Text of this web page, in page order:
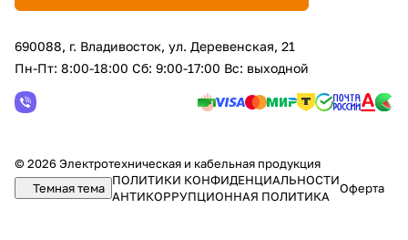
690088, г. Владивосток, yл. Деревенская, 21
Пн-Пт: 8:00-18:00 Сб: 9:00-17:00 Вс: выходной
© 2026 Электротехническая и кабельная продукция
Темная тема
ПОЛИТИКИ КОНФИДЕНЦИАЛЬНОСТИ
АНТИКОРРУПЦИОННАЯ ПОЛИТИКА
Оферта